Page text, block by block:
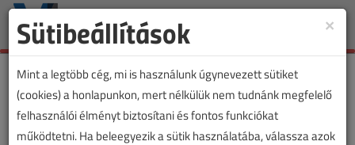
Toggle
×
Sütibeállítások
Mint a legtöbb cég, mi is használunk úgynevezett sütiket
(cookies) a honlapunkon, mert nélkülük nem tudnánk megfelelő
felhasználói élményt biztosítani és fontos funkciókat
működtetni. Ha beleegyezik a sütik használatába, válassza azok